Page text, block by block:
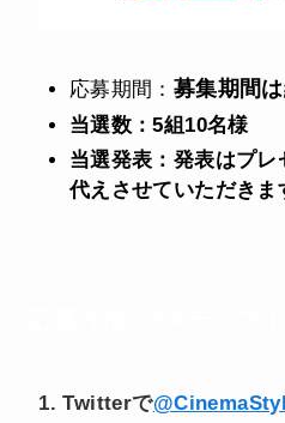
応募期間： 募集期間
当選数：5組10名様
当選発表： 発表はプレ
代えさせていただきま
1. Twitterで